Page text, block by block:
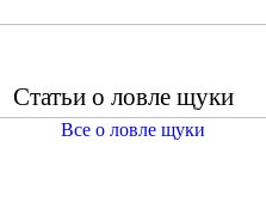
Статьи о ловле щуки